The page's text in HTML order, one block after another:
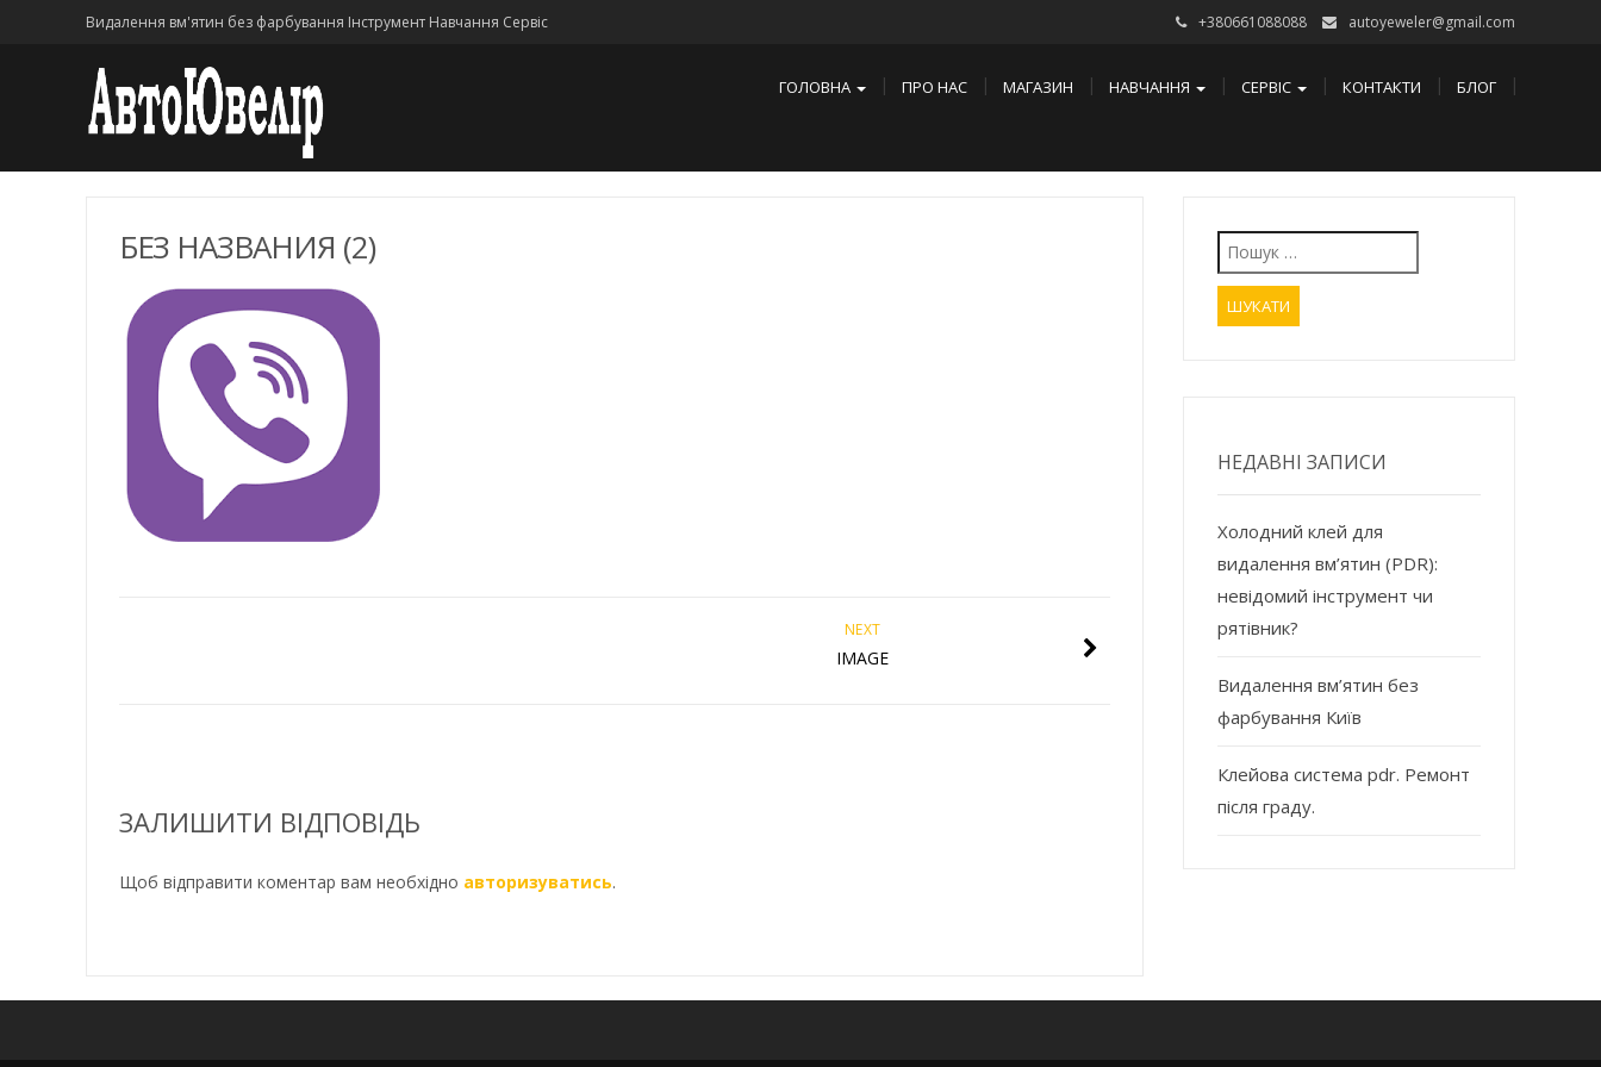
Видалення вм'ятин без фарбування Інструмент Навчання Сервіс +380661088088 autoyeweler@gmail.com
ГОЛОВНА ПРО НАС МАГАЗИН НАВЧАННЯ СЕРВІС КОНТАКТИ БЛОГ
БЕЗ НАЗВАНИЯ (2)
NEXT
IMAGE
ЗАЛИШИТИ ВІДПОВІДЬ
Щоб відправити коментар вам необхідно авторизуватись.
Пошук:
НЕДАВНІ ЗАПИСИ
Холодний клей для
видалення вм’ятин (PDR):
невідомий інструмент чи
рятівник?
Видалення вм’ятин без
фарбування Київ
Клейова система pdr. Ремонт
після граду.